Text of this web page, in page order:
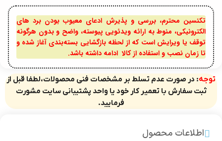
تکنسین محترم، بررسی و پذیرش ادعای معیوب بودن برد های
الکترونیکی، منوط به ارائه ویدئویی پیوسته، واضح و بدون هرگونه
توقف یا ویرایش است که از لحظه بازگشایی بسته‌بندی آغاز شده و
تا زمان نصب و استفاده از کالا ادامه داشته باشد.
توجه: در صورت عدم تسلط بر مشخصات فنی محصولات،لطفا قبل از
ثبت سفارش با تعمیر کار خود یا واحد پشتیبانی سایت مشورت
فرمایید.
اطلاعات محصول